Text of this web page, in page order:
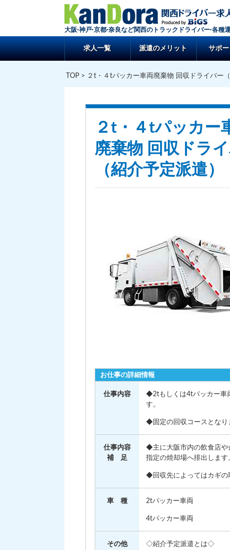
大阪·神戸·京都·奈良など関西のトラックドライバー·各種
求人一覧 派遣のメリット サポ
TOP> ２t・４tパッカー車両廃棄物 回収ドライバー（
２t・４tパッカー
廃棄物 回収ドラ
（紹介予定派遣）
お仕事の詳細情報
仕事内容
◆2tもしくは4tパッカー車
す。
◆固定の回収コースとなり
仕事内容
補 足
◆主に大阪市内の飲食店や
指定の焼却場へ排出します
◆回収先によってはカギの
車 種 2tパッカー車両
4tパッカー車両
その他
◇紹介予定派遣とは◇